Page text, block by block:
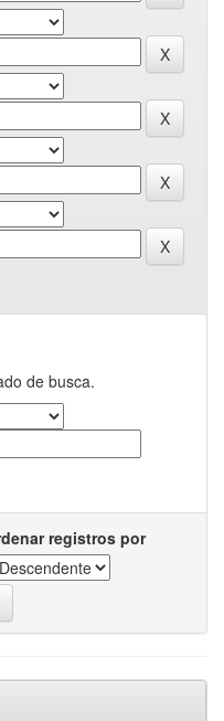
de busca.
registros por